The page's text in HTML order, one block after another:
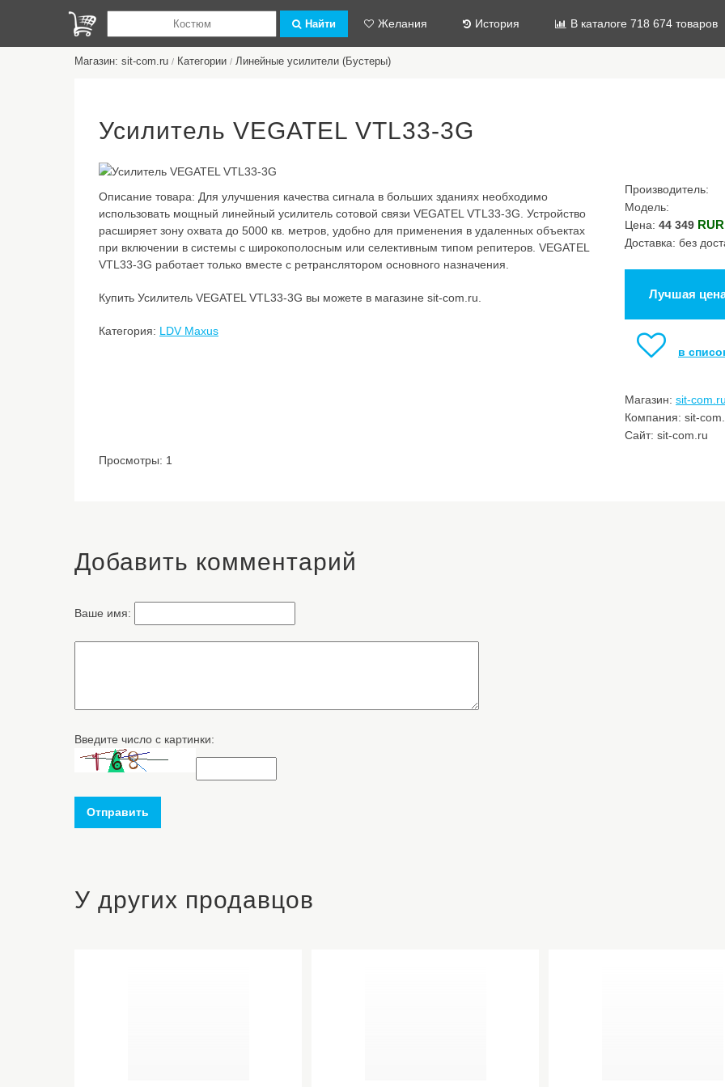
Найти Желания История В каталоге 718 674 товаров
Магазин: sit-com.ru / Категории / Линейные усилители (Бустеры)
Усилитель VEGATEL VTL33-3G
Описание товара: Для улучшения качества сигнала в больших зданиях необходимо
использовать мощный линейный усилитель сотовой связи VEGATEL VTL33-3G. Устройство
расширяет зону охвата до 5000 кв. метров, удобно для применения в удаленных объектах
при включении в системы с широкополосным или селективным типом репитеров. VEGATEL
VTL33-3G работает только вместе с ретранслятором основного назначения.
Купить Усилитель VEGATEL VTL33-3G вы можете в магазине sit-com.ru.
Категория: LDV Maxus
Производитель:
Модель:
Цена: 44 349 RUR
Доставка: без
Лучшая
в
Магазин: sit-
Компания: sit-
Сайт: sit-com.ru
Просмотры: 1
Добавить комментарий
Ваше имя:
Введите число с картинки:
Отправить
У других продавцов